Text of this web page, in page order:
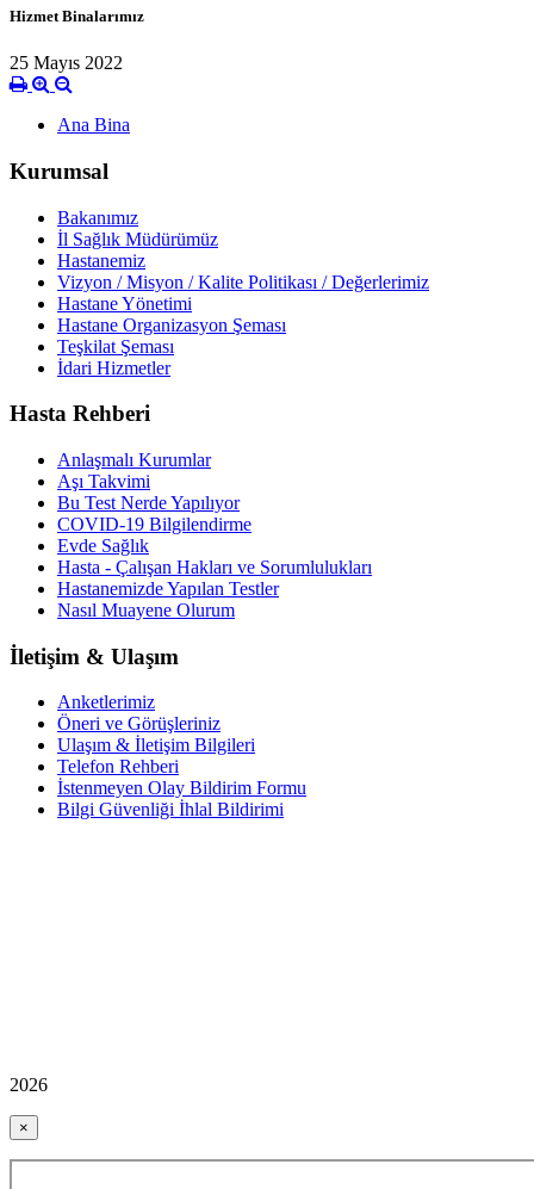
Hizmet Binalarımız
25 Mayıs 2022
Ana Bina
Kurumsal
Bakanımız
İl Sağlık Müdürümüz
Hastanemiz
Vizyon / Misyon / Kalite Politikası / Değerlerimiz
Hastane Yönetimi
Hastane Organizasyon Şeması
Teşkilat Şeması
İdari Hizmetler
Hasta Rehberi
Anlaşmalı Kurumlar
Aşı Takvimi
Bu Test Nerde Yapılıyor
COVID-19 Bilgilendirme
Evde Sağlık
Hasta - Çalışan Hakları ve Sorumlulukları
Hastanemizde Yapılan Testler
Nasıl Muayene Olurum
İletişim & Ulaşım
Anketlerimiz
Öneri ve Görüşleriniz
Ulaşım & İletişim Bilgileri
Telefon Rehberi
İstenmeyen Olay Bildirim Formu
Bilgi Güvenliği İhlal Bildirimi
2026
×